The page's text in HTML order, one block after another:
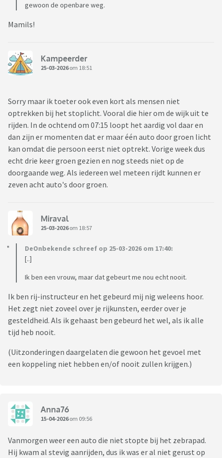
gewoon de openbare weg.
Mamils!
Kampeerder
25-03-2026om 18:51
Sorry maar ik toeter ook even kort als mensen niet
optrekken bij het stoplicht. Vooral die hier om de wijk uit te
rijden. In de ochtend om 07:15 loopt het aardig vol daar en
dan zijn er momenten dat er maar één auto door groen licht
kan omdat die persoon eerst niet optrekt. Vorige week dus
echt drie keer groen gezien en nog steeds niet op de
doorgaande weg. Als iedereen wel meteen rijdt kunnen er
zeven acht auto's door groen.
Miraval
25-03-2026om 18:57
DeOnbekende schreef op 25-03-2026 om 17:40:
[..]
Ik ben een vrouw, maar dat gebeurt me nou echt nooit.
Ik ben rij-instructeur en het gebeurd mij nig weleens hoor.
Het zegt niet zoveel over je rijkunsten, eerder over je
gesteldheid. Als ik gehaast ben gebeurd het wel, als ik alle
tijd heb nooit.
(Uitzonderingen daargelaten die gewoon het gevoel met
een koppeling niet hebben en/of nooit zullen krijgen.)
Anna76
15-04-2026om 09:56
Vanmorgen weer een auto die niet stopte bij het zebrapad.
Hij kwam al stevig aanrijden, dus ik was er al niet gerust op